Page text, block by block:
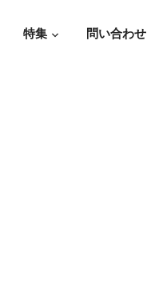
特集 問い合わせ